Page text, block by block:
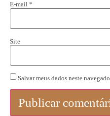
E-mail *
Site
Salvar meus dados neste